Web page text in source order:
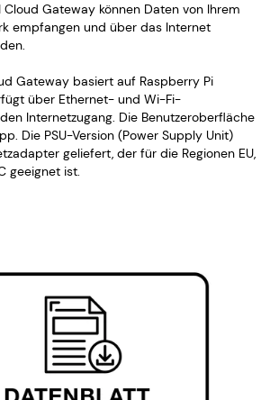
Cloud Gateway können Daten von Ihrem
empfangen und über das Internet
Gateway basiert auf Raspberry Pi
über Ethernet- und Wi-Fi-
Internetzugang. Die Benutzeroberfläche
Die PSU-Version (Power Supply Unit)
geliefert, der für die Regionen EU,
geeignet ist.